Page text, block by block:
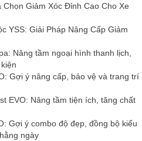
Giảm Xóc Đỉnh Cao Cho Xe
YSS: Giải Pháp Nâng Cấp Giảm
Nâng tầm ngoại hình thanh lịch,
Gợi ý nâng cấp, bảo vệ và trang trí
EVO: Nâng tầm tiện ích, tăng chất
Gợi ý combo độ đẹp, đồng bộ kiểu
ngày